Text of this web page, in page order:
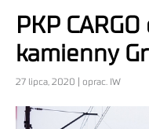
PKP
kamienny
27 lipca, 2020 | oprac. IW